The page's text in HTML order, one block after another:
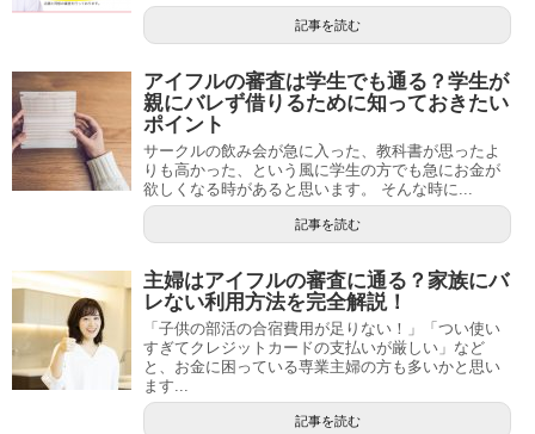
記事を読む
アイフルの審査は学生でも通る？学生が
親にバレず借りるために知っておきたい
ポイント
サークルの飲み会が急に入った、教科書が思ったよ
りも高かった、という風に学生の方でも急にお金が
欲しくなる時があると思います。 そんな時に...
記事を読む
主婦はアイフルの審査に通る？家族にバ
レない利用方法を完全解説！
「子供の部活の合宿費用が足りない！」「つい使い
すぎてクレジットカードの支払いが厳しい」など
と、お金に困っている専業主婦の方も多いかと思い
ます...
記事を読む